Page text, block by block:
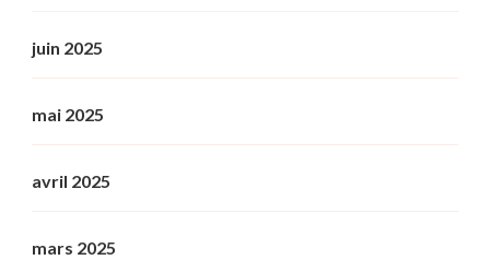
juin 2025
mai 2025
avril 2025
mars 2025